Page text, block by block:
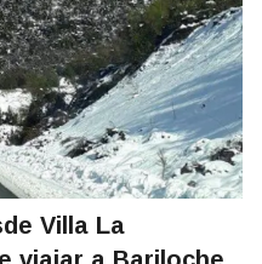
Villa La